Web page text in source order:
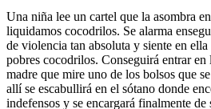
Una niña lee un cartel que la asombra
liquidamos cocodrilos. Se alarma
de violencia tan absoluta y siente en
pobres cocodrilos. Conseguirá entrar
madre que mire uno de los bolsos que
allí se escabullirá en el sótano donde
indefensos y se encargará finalmente de